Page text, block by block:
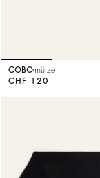
COBO mütze
CHF 120